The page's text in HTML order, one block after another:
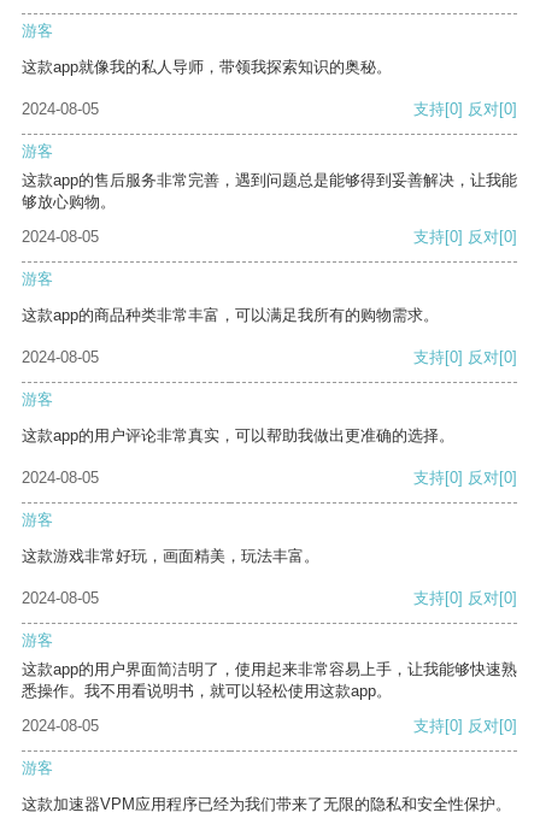
游客
这款app就像我的私人导师，带领我探索知识的奥秘。
2024-08-05 支持[0] 反对[0]
游客
这款app的售后服务非常完善，遇到问题总是能够得到妥善解决，让我能
够放心购物。
2024-08-05
支持[0] 反对[0]
游客
这款app的商品种类非常丰富，可以满足我所有的购物需求。
2024-08-05 支持[0] 反对[0]
游客
这款app的用户评论非常真实，可以帮助我做出更准确的选择。
2024-08-05 支持[0] 反对[0]
游客
这款游戏非常好玩，画面精美，玩法丰富。
2024-08-05 支持[0] 反对[0]
游客
这款app的用户界面简洁明了，使用起来非常容易上手，让我能够快速熟
悉操作。我不用看说明书，就可以轻松使用这款app。
2024-08-05
支持[0] 反对[0]
游客
这款加速器VPM应用程序已经为我们带来了无限的隐私和安全性保护。